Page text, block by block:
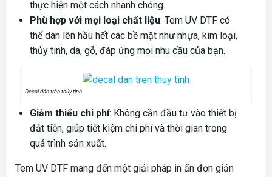
thực hiện một cách nhanh chóng.
Phù hợp với mọi loại chất liệu: Tem UV DTF có
thể dán lên hầu hết các bề mặt như nhựa, kim loại,
thủy tinh, da, gỗ, đáp ứng mọi nhu cầu của bạn.
Decal dán trên thủy tinh
Giảm thiểu chi phí: Không cần đầu tư vào thiết bị
đắt tiền, giúp tiết kiệm chi phí và thời gian trong
quá trình sản xuất.
Tem UV DTF mang đến một giải pháp in ấn đơn giản